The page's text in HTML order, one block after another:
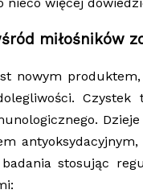
miłośników
nowym
stosując